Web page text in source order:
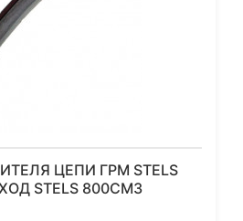
ЦЕПИ ГРМ STELS
STELS 800СМ3